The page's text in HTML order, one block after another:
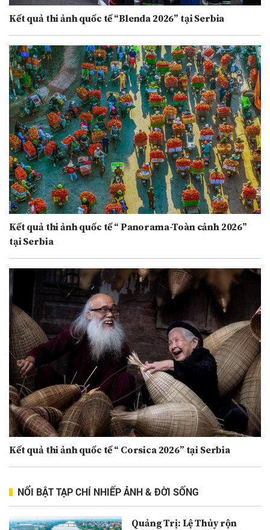
Kết quả thi ảnh quốc tế “Blenda 2026” tại Serbia
Kết quả thi ảnh quốc tế “ Panorama-Toàn cảnh 2026”
tại Serbia
Kết quả thi ảnh quốc tế “ Corsica 2026” tại Serbia
NỔI BẬT TẠP CHÍ NHIẾP ẢNH & ĐỜI SỐNG
Quảng Trị: Lệ Thủy rộn